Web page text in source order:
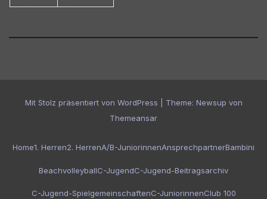
Mit Stolz präsentiert von WordPress Theme: Newsup von
Themeansar
Home1. Herren2. HerrenA/B-JuniorinnenAnsprechpartnerBambini
BeachvolleyballC-JugendC-Jugend-Beitragsarchiv
C-Jugend-SpielgemeinschaftenC-JuniorinnenClub 100